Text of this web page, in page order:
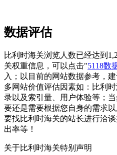
数据评估
比利时海关浏览人数已经达到
关权重信息，可以点击"5118数
入；以目前的网站数据参考，
多网站价值评估因素如：比利
录以及索引量、用户体验等；
要还是需要根据您自身的需求
要找比利时海关的站长进行洽
出率等！
关于比利时海关特别声明